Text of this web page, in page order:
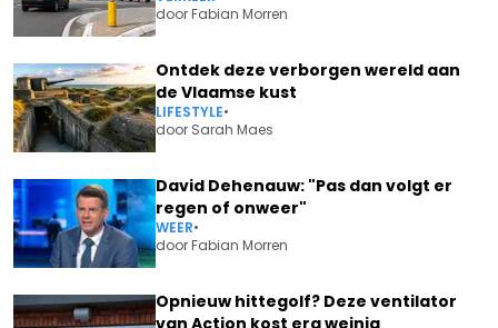
doorFabian Morren
Ontdek deze verborgen wereld aan
de Vlaamse kust
LIFESTYLE•
door Sarah Maes
David Dehenauw: "Pas dan volgt er
regen of onweer"
WEER•
doorFabian Morren
Opnieuw hittegolf? Deze ventilator
van Action kost erg weinig